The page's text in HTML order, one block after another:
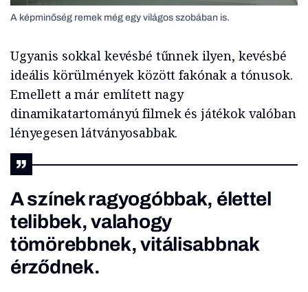
A képminőség remek még egy világos szobában is.
Ugyanis sokkal kevésbé tűnnek ilyen, kevésbé
ideális körülmények között fakónak a tónusok.
Emellett a már említett nagy
dinamikatartományú filmek és játékok valóban
lényegesen látványosabbak.
A színek ragyogóbbak, élettel
telibbek, valahogy
tömörebbnek, vitálisabbnak
érződnek.